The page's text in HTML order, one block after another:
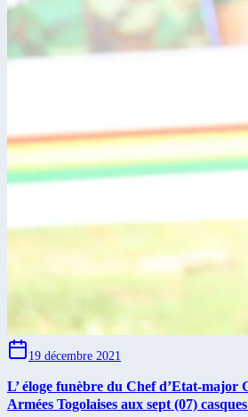
19 décembre 2021
L’ éloge funèbre du Chef d’Etat-major
Armées Togolaises aux sept (07)